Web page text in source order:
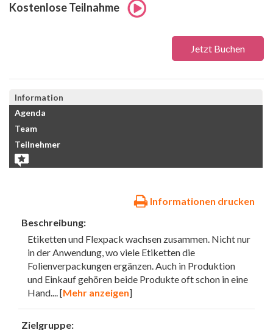
Kostenlose Teilnahme
Jetzt Buchen
Information
Agenda
Team
Teilnehmer
Informationen drucken
Beschreibung:
Etiketten und Flexpack wachsen zusammen. Nicht nur
in der Anwendung, wo viele Etiketten die
Folienverpackungen ergänzen. Auch in Produktion
und Einkauf gehören beide Produkte oft schon in eine
Hand.... [Mehr anzeigen]
Zielgruppe: